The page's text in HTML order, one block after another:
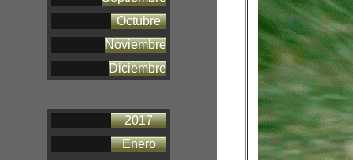
Octubre
Noviembre
Diciembre
2017
Enero